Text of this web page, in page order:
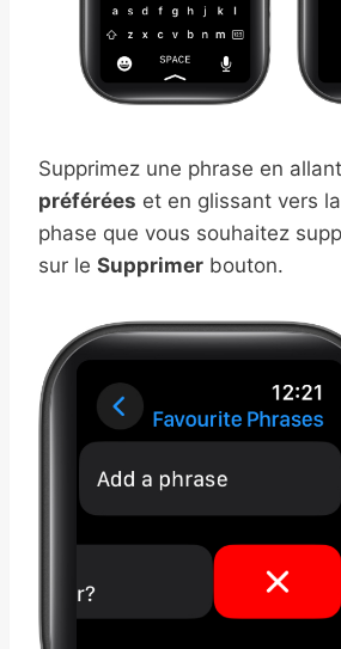
Supprimez une phrase en
préférées et en glissant vers
phase que vous souhaitez
sur le Supprimer bouton.